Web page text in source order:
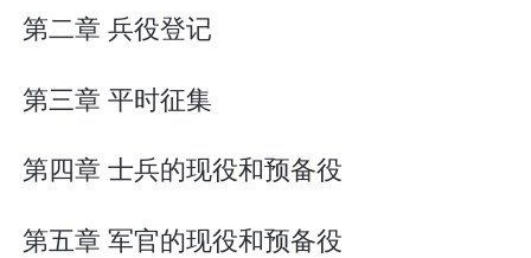
第二章 兵役登记
第三章 平时征集
第四章 士兵的现役和预备役
第五章 军官的现役和预备役